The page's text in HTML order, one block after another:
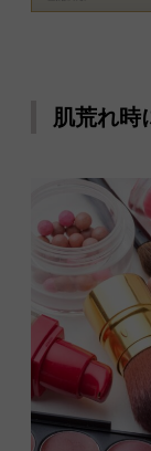
肌荒れ時